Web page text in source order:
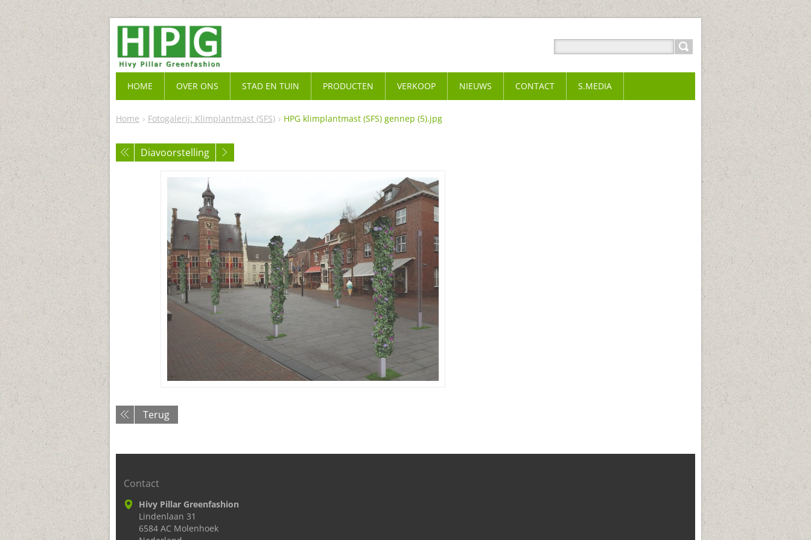
Home Fotogalerij: Klimplantmast (SFS) HPG klimplantmast (SFS) gennep (5).jpg
Diavoorstelling
Terug
HOME OVER ONS STAD EN TUIN PRODUCTEN VERKOOP NIEUWS CONTACT S.MEDIA
Contact
Hivy Pillar Greenfashion
Lindenlaan 31
6584 AC Molenhoek